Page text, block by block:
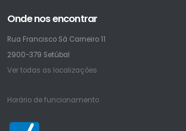
Onde nos encontrar
Rua Francisco Sá Carneiro 11
2900-379 Setúbal
Ver todas as localizações
Horário de funcionamento